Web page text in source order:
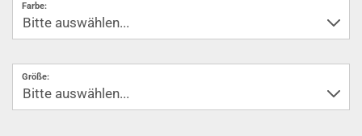
Farbe:
Größe: